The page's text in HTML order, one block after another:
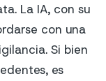
La IA, con su
con una
Si bien
es